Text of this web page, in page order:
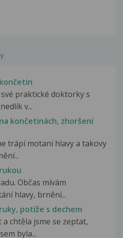
praktické doktorky s
v...
končetinách, zhoršení
trápí motani hlavy a takovy
Občas mívám
hlavy, brnění...
potíže s dechem
chtěla jsme se zeptat,
byla...